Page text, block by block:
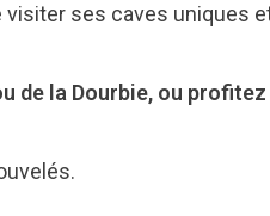
visiter ses caves uniques
de la Dourbie, ou profitez